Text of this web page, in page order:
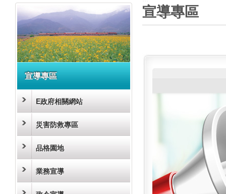
宣導專區
E政府相關網站
災害防救專區
品格園地
業務宣導
宣導專區